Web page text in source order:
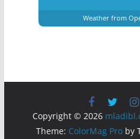
Weather from
Copyright © 2026
Theme: ColorMag Proby